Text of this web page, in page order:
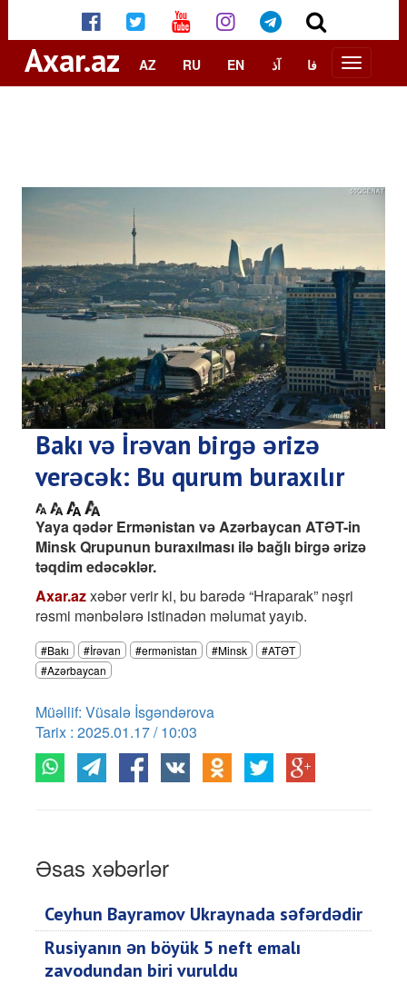
Axar.az AZ RU EN آذ فا
Bakı və İrəvan birgə ərizə
verəcək: Bu qurum buraxılır
Yaya qədər Ermənistan və Azərbaycan ATƏT-in
Minsk Qrupunun buraxılması ilə bağlı birgə ərizə
təqdim edəcəklər.
Axar.azxəbər verir ki, bu barədə “Hraparak” nəşri
rəsmi mənbələrə istinadən məlumat yayıb.
#Bakı #İrəvan #ermənistan #Minsk
#ATƏT
#Azərbaycan
Müəllif: Vüsalə İsgəndərova
Tarix : 2025.01.17 / 10:03
Əsas xəbərlər
Ceyhun Bayramov Ukraynada səfərdədir
Rusiyanın ən böyük 5 neft emalı
zavodundan biri vuruldu